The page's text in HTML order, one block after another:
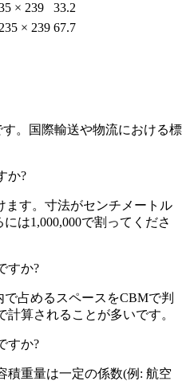
× 239
33.2
× 239 67.7
す。国際輸送や物流における標
か?
ます。寸法がセンチメートル
は1,000,000で割ってくださ
すか?
占めるスペースをCBMで判
算されることが多いです。
すか?
積重量は一定の係数(例: 航空